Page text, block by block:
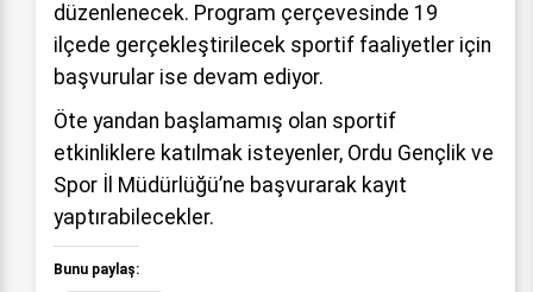
düzenlenecek. Program çerçevesinde 19
ilçede gerçekleştirilecek sportif faaliyetler için
başvurular ise devam ediyor.
Öte yandan başlamamış olan sportif
etkinliklere katılmak isteyenler, Ordu Gençlik ve
Spor İl Müdürlüğü’ne başvurarak kayıt
yaptırabilecekler.
Bunu paylaş: